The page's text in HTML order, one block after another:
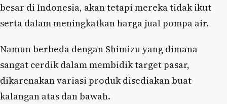
besar di Indonesia, akan tetapi mereka tidak ikut
serta dalam meningkatkan harga jual pompa air.
Namun berbeda dengan Shimizu yang dimana
sangat cerdik dalam membidik target pasar,
dikarenakan variasi produk disediakan buat
kalangan atas dan bawah.